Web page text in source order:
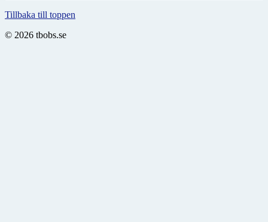
Tillbaka till toppen
© 2026 tbobs.se